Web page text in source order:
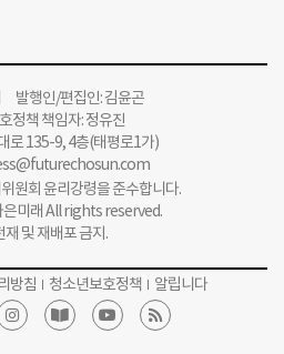
발행인/편집인: 김윤곤
정책 책임자: 정유진
로 135-9, 4층(태평로1가)
원회 윤리강령을 준수합니다.
미래 All rights reserved.
재 및 재배포 금지.
방침 청소년보호정책 알립니다